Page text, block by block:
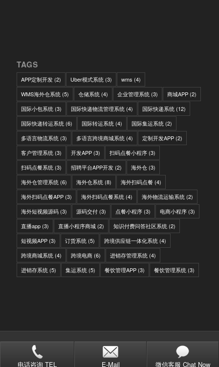
TAGS
APP定制开发(2) Uber模式系统(3) wms (4)
WMS海外仓系统(5) 仓储系统(4) 企业管理系统(3) 商城APP(2)
国际小包系统(3) 国际快递物流管理系统(4) 国际快递系统(12)
国际快递转运系统(6) 国际转运系统(4) 国际集运系统(2)
多语言物流系统(3) 多语言跨境商城系统(4) 定制开发APP(2)
客户管理系统(3) 开发APP(3) 扫码点餐小程序(3)
扫码点餐系统(3) 招聘平台APP开发(2) 海外仓(3)
海外仓管理系统(6) 海外仓系统(8) 海外扫码点餐(4)
海外扫码点餐APP(3) 海外扫码点餐系统(4) 海外物流运输系统(2)
海外短视频源码(3) 源码交付(3) 点餐小程序(3) 电商小程序(3)
直播app(3) 直播小程序商城(2) 知识付费问答社区系统(2)
短视频APP(3) 订货系统(5) 跨境供应链一体化系统(4)
跨境商城系统(4) 跨境电商(6) 进销存管理系统(4)
进销存系统(5) 集运系统(5) 餐饮管理APP(3) 餐饮管理系统(3)
© Copyright - IITC网域信息-软件开发，国际快递转运系统，WMS海外仓系
统，会员系统，分销系统
电话咨询 TEL E-Mail 微信客服 Chat Now